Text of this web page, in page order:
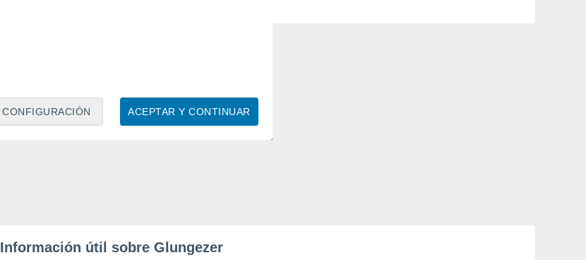
ACEPTAR Y CONTINUAR
CONFIGURACIÓN
Información útil sobre Glungezer